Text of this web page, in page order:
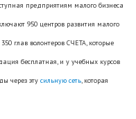
предприятиям малого бизнеса
950 центров развития малого
глав волонтеров СЧЕТА, которые
бесплатная, и у учебных курсов
через эту сильную сеть, которая